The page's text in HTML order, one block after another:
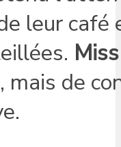
leur café
de